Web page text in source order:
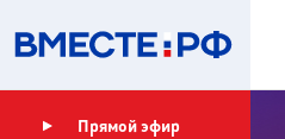
Прямой эфир